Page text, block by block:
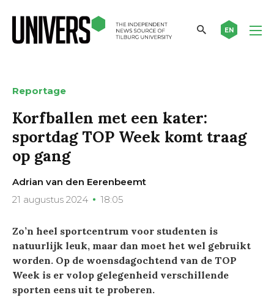
EN
Reportage
Korfballen met een kater:
sportdag TOP Week komt traag
op gang
Adrian van den Eerenbeemt
21 augustus 2024
18:05
Zo’n heel sportcentrum voor studenten is
natuurlijk leuk, maar dan moet het wel gebruikt
worden. Op de woensdagochtend van de TOP
Week is er volop gelegenheid verschillende
sporten eens uit te proberen.